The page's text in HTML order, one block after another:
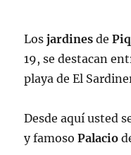
Losjardines de
19, se destacan
playa de El
Desde aquí usted
y famosoPalacio